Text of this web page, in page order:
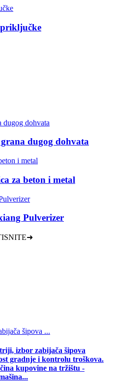
dugog dohvata
za beton i metal
Pulverizer
šipova ...
izbor zabijača šipova
gradnje i kontrolu troškova.
kupovine na tržištu -